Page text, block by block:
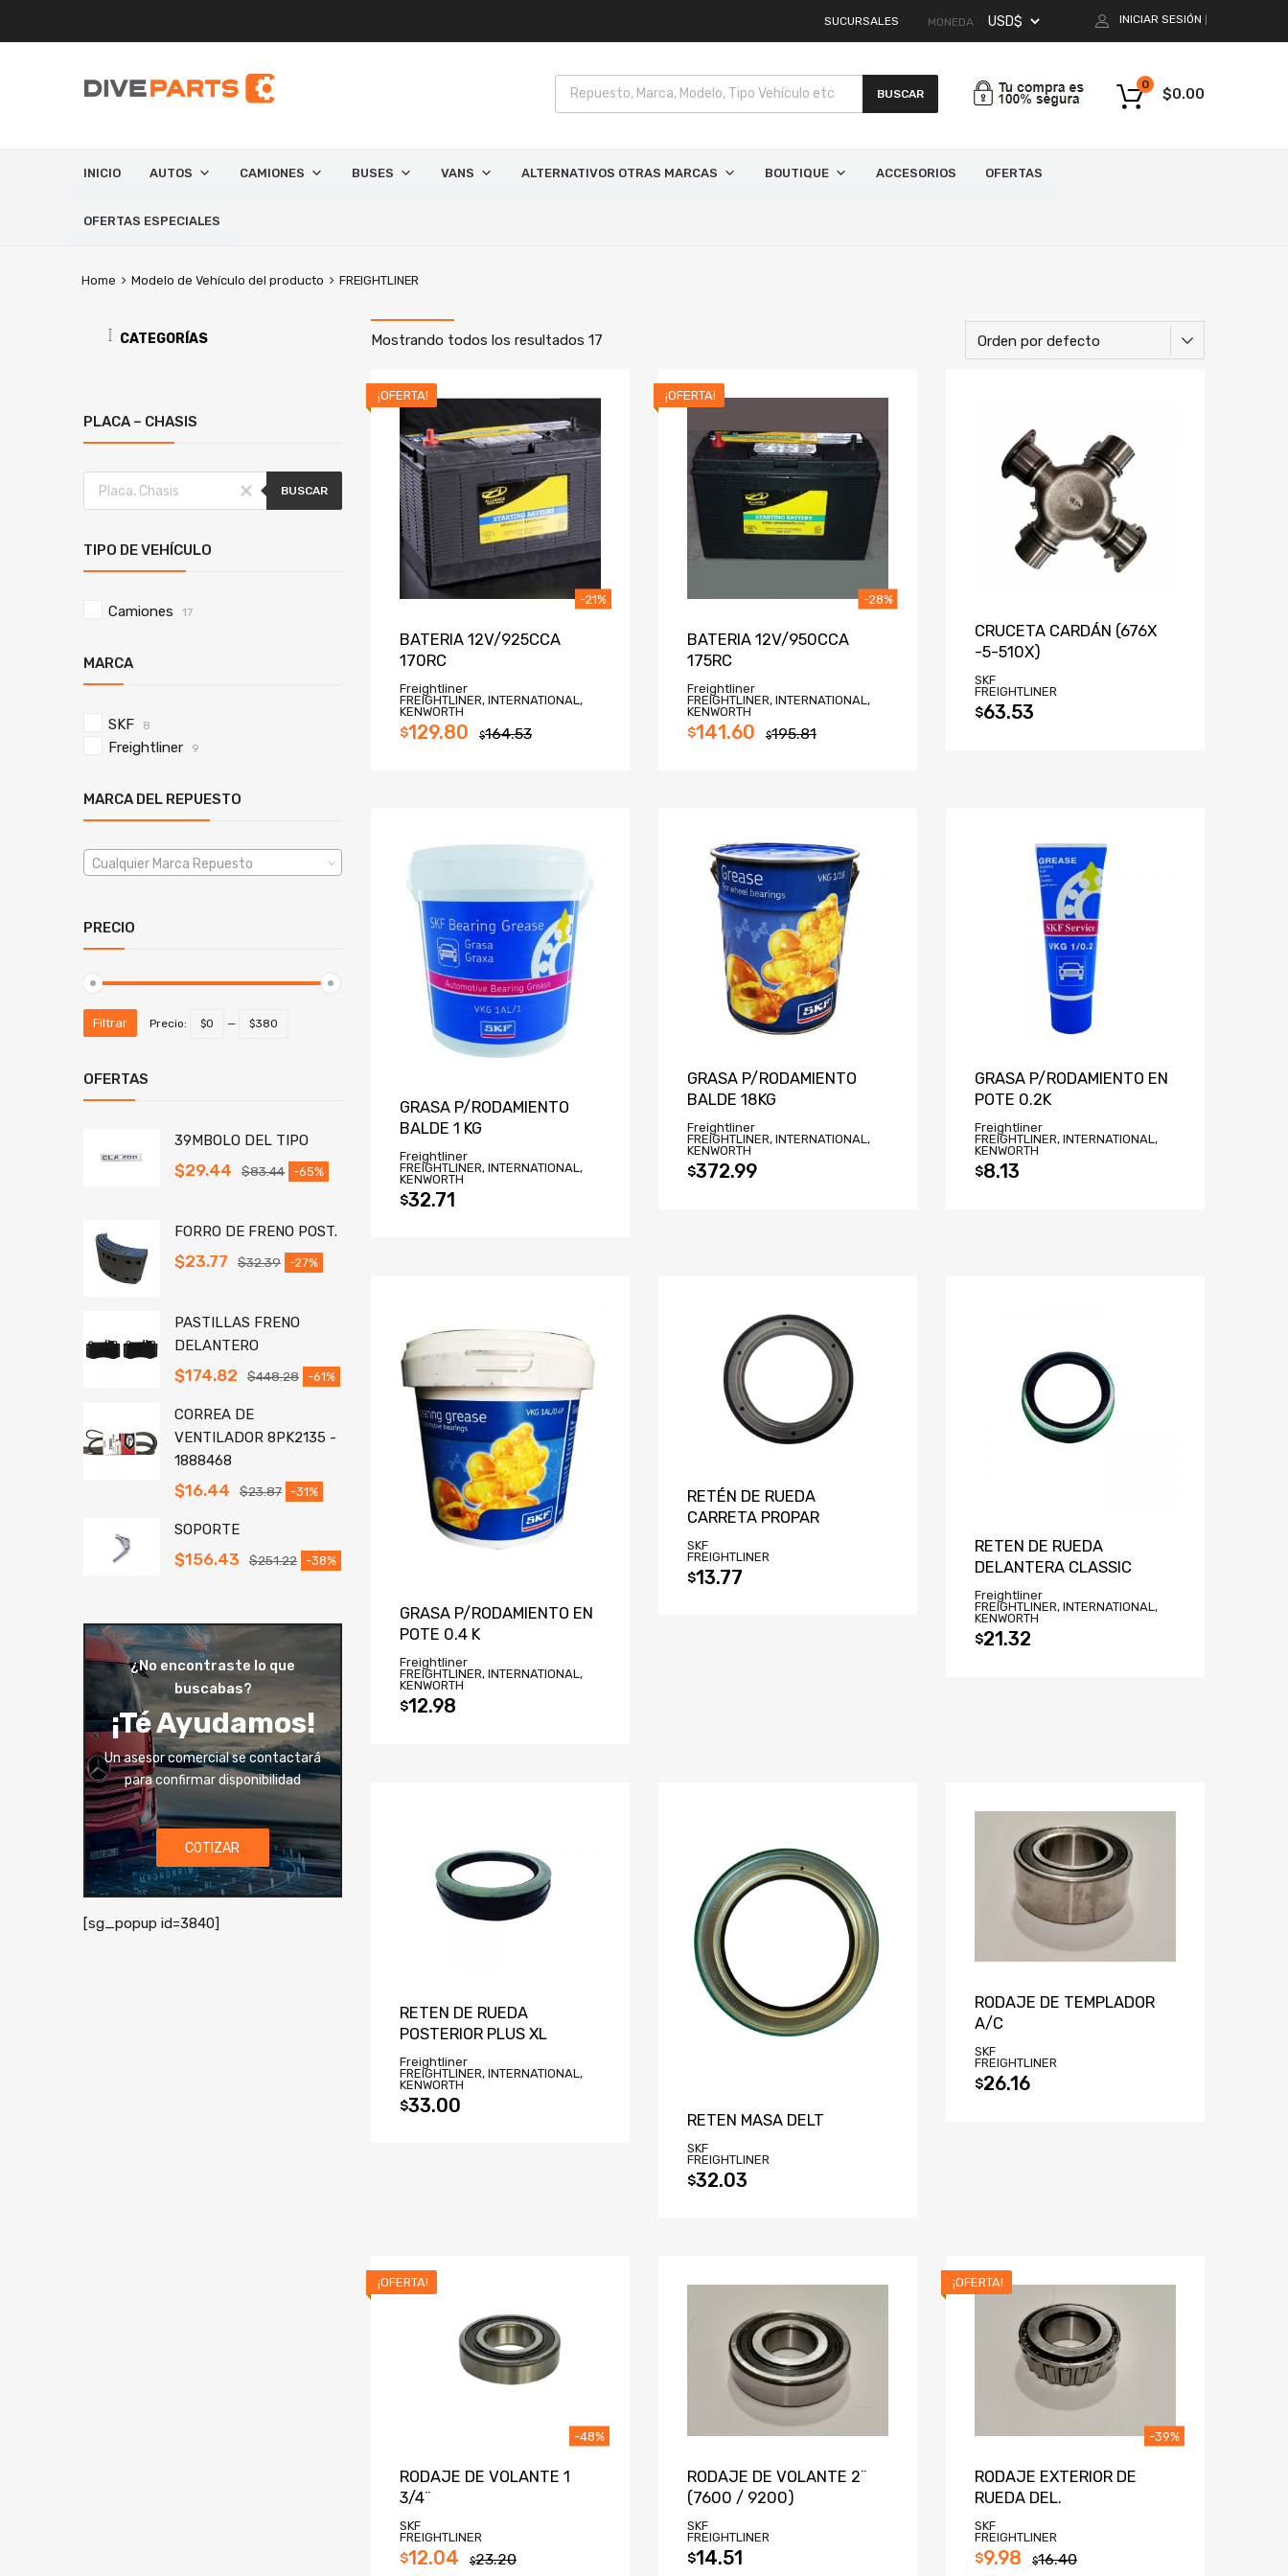
SUCURSALES MONEDA INICIAR SESIÓN
BUSCAR $0.00
0
INICIO AUTOS CAMIONES BUSES VANS ALTERNATIVOS OTRAS MARCAS BOUTIQUE ACCESORIOS OFERTAS
OFERTAS ESPECIALES
Home Modelo de Vehículo del producto FREIGHTLINER
Mostrando todos los resultados 17
¡OFERTA!
BATERIA 12V/925CCA
170RC
Freightliner
FREIGHTLINER, INTERNATIONAL,
KENWORTH
$164.53
$129.80
-21%
¡OFERTA!
BATERIA 12V/950CCA
175RC
Freightliner
FREIGHTLINER, INTERNATIONAL,
KENWORTH
$195.81
$141.60
-28%
CRUCETA CARDÁN (676X
-5-510X)
SKF
FREIGHTLINER
$63.53
GRASA P/RODAMIENTO
BALDE 1 KG
Freightliner
FREIGHTLINER, INTERNATIONAL,
KENWORTH
$32.71
GRASA P/RODAMIENTO
BALDE 18KG
Freightliner
FREIGHTLINER, INTERNATIONAL,
KENWORTH
$372.99
GRASA P/RODAMIENTO EN
POTE 0.2K
Freightliner
FREIGHTLINER, INTERNATIONAL,
KENWORTH
$8.13
GRASA P/RODAMIENTO EN
POTE 0.4 K
Freightliner
FREIGHTLINER, INTERNATIONAL,
KENWORTH
$12.98
RETÉN DE RUEDA
CARRETA PROPAR
SKF
FREIGHTLINER
$13.77
RETEN DE RUEDA
DELANTERA CLASSIC
Freightliner
FREIGHTLINER, INTERNATIONAL,
KENWORTH
$21.32
RETEN DE RUEDA
POSTERIOR PLUS XL
Freightliner
FREIGHTLINER, INTERNATIONAL,
KENWORTH
$33.00
RETEN MASA DELT
SKF
FREIGHTLINER
$32.03
RODAJE DE TEMPLADOR
A/C
SKF
FREIGHTLINER
$26.16
¡OFERTA!
RODAJE DE VOLANTE 1
3/4¨
SKF
FREIGHTLINER
$23.20
$12.04
-48%
RODAJE DE VOLANTE 2¨
(7600 / 9200)
SKF
FREIGHTLINER
$14.51
¡OFERTA!
RODAJE EXTERIOR DE
RUEDA DEL.
SKF
FREIGHTLINER
$16.40
$9.98
-39%
CATEGORÍAS
PLACA – CHASIS
BUSCAR
TIPO DE VEHÍCULO
Camiones 17
MARCA
SKF 8
Freightliner 9
MARCA DEL REPUESTO
Cualquier Marca Repuesto
PRECIO
Filtrar Precio: $0 — $380
OFERTAS
39MBOLO DEL TIPO
$83.44
$29.44 -65%
FORRO DE FRENO POST.
$32.39
$23.77 -27%
PASTILLAS FRENO
DELANTERO
$448.28
$174.82 -61%
CORREA DE
VENTILADOR 8PK2135 -
1888468
$23.87
$16.44 -31%
SOPORTE
$251.22
$156.43 -38%
¿No encontraste lo que
buscabas?
¡Té Ayudamos!
Un asesor comercial se contactará
para confirmar disponibilidad
COTIZAR
[sg_popup id=3840]